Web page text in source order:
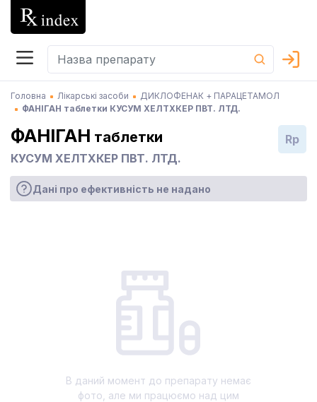
Головна Лікарські засоби
ДИКЛОФЕНАК + ПАРАЦЕТАМОЛ
ФАНІГАН таблетки КУСУМ ХЕЛТХКЕР ПВТ. ЛТД.
ФАНІГАН таблетки
КУСУМ ХЕЛТХКЕР ПВТ. ЛТД.
Rp
Дані про ефективність не надано
В даний момент до препарату немає
фото, але ми працюємо над цим